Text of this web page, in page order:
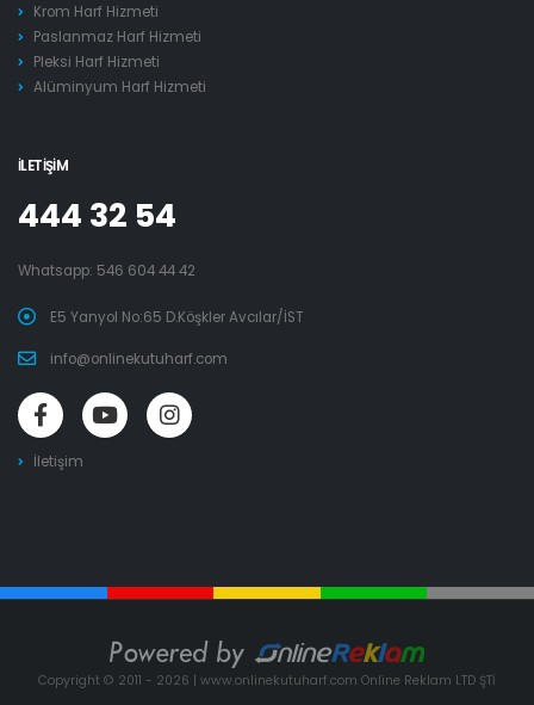
Krom Harf Hizmeti
Paslanmaz Harf Hizmeti
Pleksi Harf Hizmeti
Alüminyum Harf Hizmeti
İLETIŞIM
444 32 54
Whatsapp: 546 604 44 42
E5 Yanyol No:65 D.Köşkler Avcılar/İST
info@onlinekutuharf.com
İletişim
Copyright © 2011 - 2026 | www.onlinekutuharf.com Online Reklam LTD ŞTİ